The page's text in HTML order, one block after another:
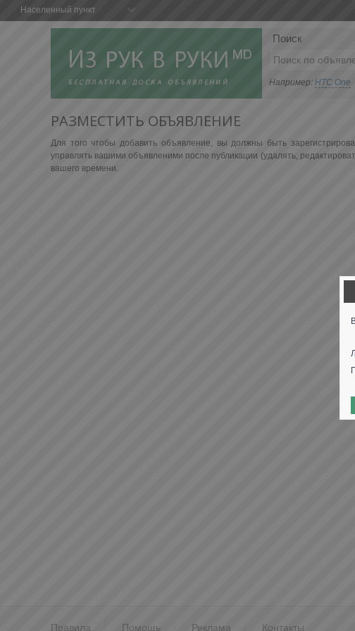
Поиск
Например: HTC One
РАЗМЕСТИТЬ ОБЪЯВЛЕНИЕ
Для того чтобы добавить объявление, вы должны быть
управлять вашими объявленими после публикации (удалять,
вашего времени.
Правила Помощь Реклама Контакты
Населенный пункт